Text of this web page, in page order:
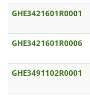
GHE3421601R0001
GHE3421601R0006
GHE3491102R0001